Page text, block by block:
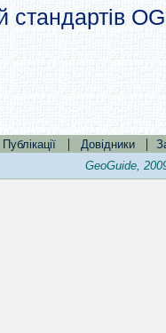
стандартів
Публікації | Довідники |
GeoGuide,